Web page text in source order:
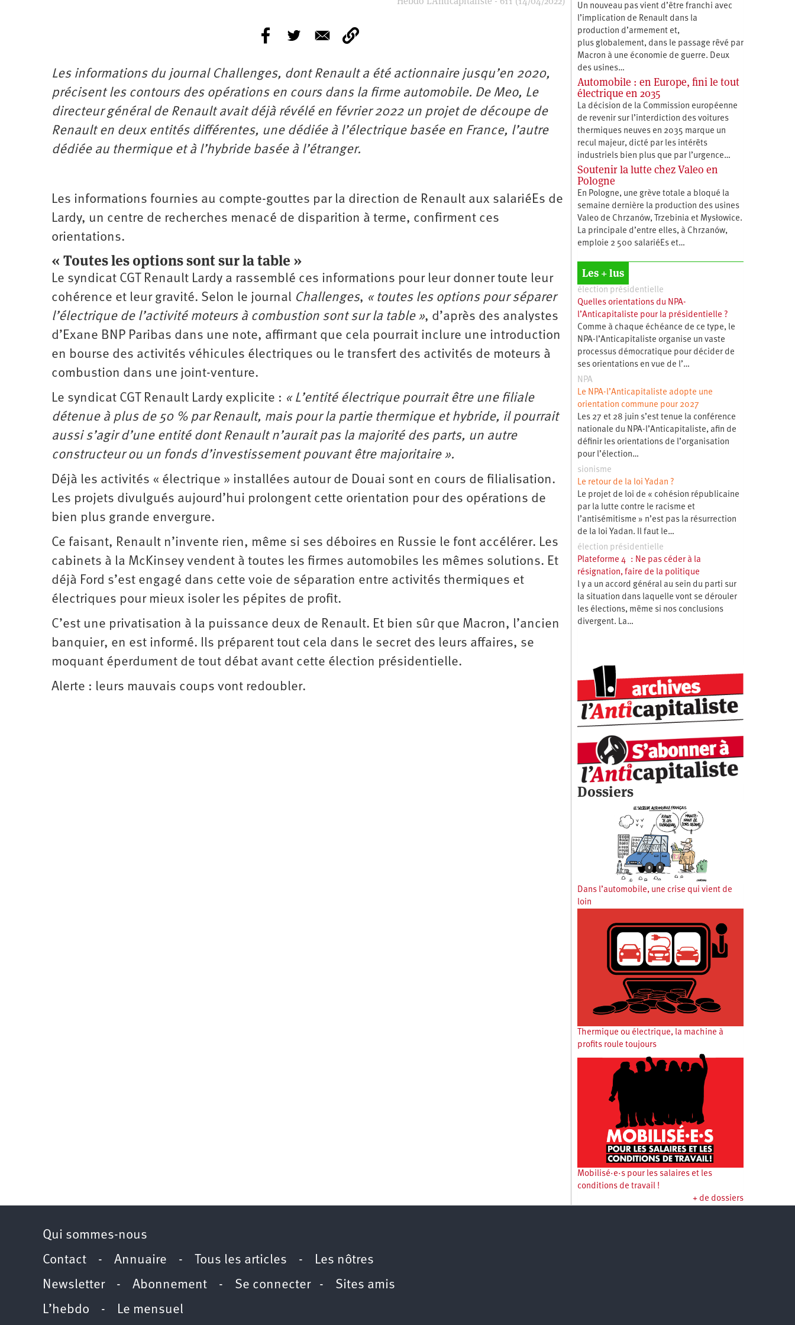
Les informations du journal Challenges, dont Renault a été actionnaire jusqu’en 2020,
précisent les contours des opérations en cours dans la firme automobile. De Meo, Le
directeur général de Renault avait déjà révélé en février 2022 un projet de découpe de
Renault en deux entités différentes, une dédiée à l’électrique basée en France, l’autre
dédiée au thermique et à l’hybride basée à l’étranger.
Les informations fournies au compte-gouttes par la direction de Renault aux salariéEs de
Lardy, un centre de recherches menacé de disparition à terme, confirment ces
orientations.
« Toutes les options sont sur la table »
Le syndicat CGT Renault Lardy a rassemblé ces informations pour leur donner toute leur
cohérence et leur gravité. Selon le journal Challenges, « toutes les options pour séparer
l’électrique de l’activité moteurs à combustion sont sur la table », d’après des analystes
d’Exane BNP Paribas dans une note, affirmant que cela pourrait inclure une introduction
en bourse des activités véhicules électriques ou le transfert des activités de moteurs à
combustion dans une joint-venture.
Le syndicat CGT Renault Lardy explicite : « L’entité électrique pourrait être une filiale
détenue à plus de 50 % par Renault, mais pour la partie thermique et hybride, il pourrait
aussi s’agir d’une entité dont Renault n’aurait pas la majorité des parts, un autre
constructeur ou un fonds d’investissement pouvant être majoritaire ».
Déjà les activités « électrique » installées autour de Douai sont en cours de filialisation.
Les projets divulgués aujourd’hui prolongent cette orientation pour des opérations de
bien plus grande envergure.
Ce faisant, Renault n’invente rien, même si ses déboires en Russie le font accélérer. Les
cabinets à la McKinsey vendent à toutes les firmes automobiles les mêmes solutions. Et
déjà Ford s’est engagé dans cette voie de séparation entre activités thermiques et
électriques pour mieux isoler les pépites de profit.
C’est une privatisation à la puissance deux de Renault. Et bien sûr que Macron, l’ancien
banquier, en est informé. Ils préparent tout cela dans le secret des leurs affaires, se
moquant éperdument de tout débat avant cette élection présidentielle.
Alerte : leurs mauvais coups vont redoubler.
Un nouveau pas vient d’être franchi avec
l’implication de Renault dans la
production d’armement et,
plus globalement, dans le passage rêvé par
Macron à une économie de guerre. Deux
des usines…
Automobile : en Europe, fini le tout
électrique en 2035
La décision de la Commission européenne
de revenir sur l’interdiction des voitures
thermiques neuves en 2035 marque un
recul majeur, dicté par les intérêts
industriels bien plus que par l’urgence…
Soutenir la lutte chez Valeo en
Pologne
En Pologne, une grève totale a bloqué la
semaine dernière la production des usines
Valeo de Chrzanów, Trzebinia et Mysłowice.
La principale d’entre elles, à Chrzanów,
emploie 2 500 salariéEs et…
Les + lus
élection présidentielle
Quelles orientations du NPA-
l’Anticapitaliste pour la présidentielle ?
Comme à chaque échéance de ce type, le
NPA-l’Anticapitaliste organise un vaste
processus démocratique pour décider de
ses orientations en vue de l’…
NPA
Le NPA-l’Anticapitaliste adopte une
orientation commune pour 2027
Les 27 et 28 juin s’est tenue la conférence
nationale du NPA-l’Anticapitaliste, afin de
définir les orientations de l’organisation
pour l’élection…
sionisme
Le retour de la loi Yadan ?
Le projet de loi de « cohésion républicaine
par la lutte contre le racisme et
l’antisémitisme » n’est pas la résurrection
de la loi Yadan. Il faut le…
élection présidentielle
Plateforme 4 : Ne pas céder à la
résignation, faire de la politique
l y a un accord général au sein du parti sur
la situation dans laquelle vont se dérouler
les élections, même si nos conclusions
divergent. La…
Dossiers
Dans l’automobile, une crise qui vient de
loin
Thermique ou électrique, la machine à
profits roule toujours
Mobilisé·e·s pour les salaires et les
conditions de travail !
+ de dossiers
Qui sommes-nous
Contact - Annuaire - Tous les articles - Les nôtres
Newsletter- Abonnement - Se connecter- Sites amis
L’hebdo - Le mensuel